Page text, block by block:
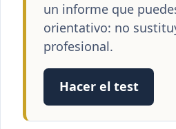
un informe que
orientativo: no
profesional.
Hacer el test